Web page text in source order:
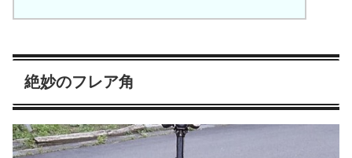
絶妙のフレア角